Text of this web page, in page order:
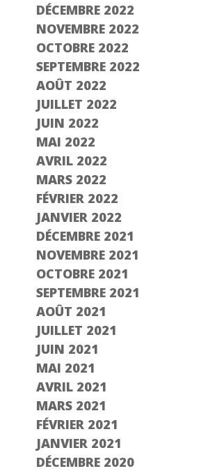
DÉCEMBRE 2022
NOVEMBRE 2022
OCTOBRE 2022
SEPTEMBRE 2022
AOÛT 2022
JUILLET 2022
JUIN 2022
MAI 2022
AVRIL 2022
MARS 2022
FÉVRIER 2022
JANVIER 2022
DÉCEMBRE 2021
NOVEMBRE 2021
OCTOBRE 2021
SEPTEMBRE 2021
AOÛT 2021
JUILLET 2021
JUIN 2021
MAI 2021
AVRIL 2021
MARS 2021
FÉVRIER 2021
JANVIER 2021
DÉCEMBRE 2020